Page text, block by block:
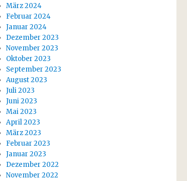
März 2024
Februar 2024
Januar 2024
Dezember 2023
November 2023
Oktober 2023
September 2023
August 2023
Juli 2023
Juni 2023
Mai 2023
April 2023
März 2023
Februar 2023
Januar 2023
Dezember 2022
November 2022